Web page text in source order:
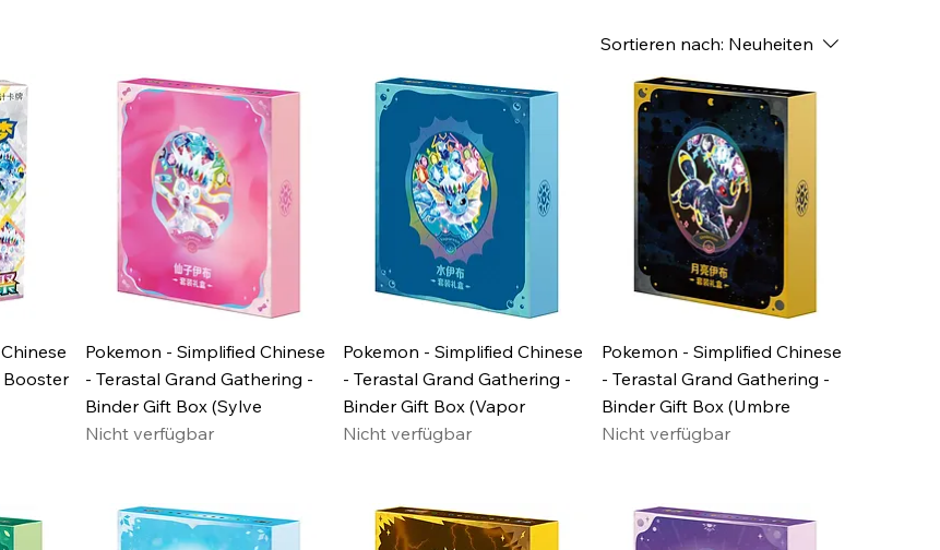
Sortieren nach: Neuheiten
Booster
Pokemon - Simplified Chinese
- Terastal Grand Gathering -
Binder Gift Box (Sylve
Nicht verfügbar
Pokemon - Simplified Chinese
- Terastal Grand Gathering -
Binder Gift Box (Vapor
Nicht verfügbar
Pokemon - Simplified Chinese
- Terastal Grand Gathering -
Binder Gift Box (Umbre
Nicht verfügbar